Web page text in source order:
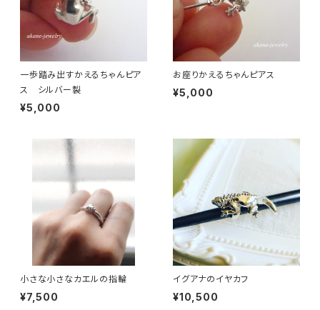
一歩踏み出すかえるちゃんピア
ス シルバー製
¥5,000
お座りかえるちゃんピアス
¥5,000
小さな小さなカエルの指輪
¥7,500
イグアナのイヤカフ
¥10,500